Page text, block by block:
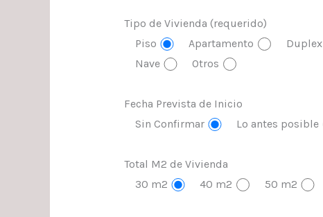
Tipo de Vivienda (requerido)
Piso
Apartamento Duplex
Nave
Otros
Fecha Prevista de Inicio
Sin Confirmar
Lo antes posible
Total M2 de Vivienda
30 m2
40 m2 50 m2